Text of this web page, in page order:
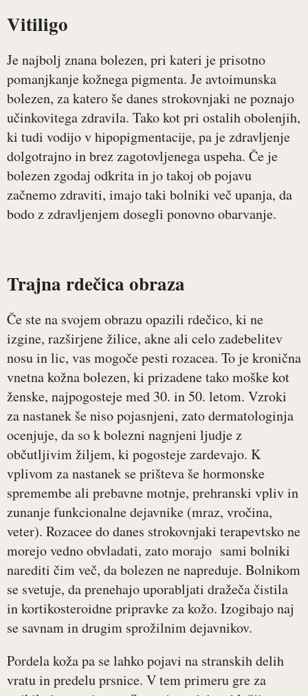
Vitiligo
Je najbolj znana bolezen, pri kateri je prisotno
pomanjkanje kožnega pigmenta. Je avtoimunska
bolezen, za katero še danes strokovnjaki ne poznajo
učinkovitega zdravila. Tako kot pri ostalih obolenjih,
ki tudi vodijo v hipopigmentacije, pa je zdravljenje
dolgotrajno in brez zagotovljenega uspeha. Če je
bolezen zgodaj odkrita in jo takoj ob pojavu
začnemo zdraviti, imajo taki bolniki več upanja, da
bodo z zdravljenjem dosegli ponovno obarvanje.
Trajna rdečica obraza
Če ste na svojem obrazu opazili rdečico, ki ne
izgine, razširjene žilice, akne ali celo zadebelitev
nosu in lic, vas mogoče pesti rozacea. To je kronična
vnetna kožna bolezen, ki prizadene tako moške kot
ženske, najpogosteje med 30. in 50. letom. Vzroki
za nastanek še niso pojasnjeni, zato dermatologinja
ocenjuje, da so k bolezni nagnjeni ljudje z
občutljivim žiljem, ki pogosteje zardevajo. K
vplivom za nastanek se prišteva še hormonske
spremembe ali prebavne motnje, prehranski vpliv in
zunanje funkcionalne dejavnike (mraz, vročina,
veter). Rozacee do danes strokovnjaki terapevtsko ne
morejo vedno obvladati, zato morajo sami bolniki
narediti čim več, da bolezen ne napreduje. Bolnikom
se svetuje, da prenehajo uporabljati dražeča čistila
in kortikosteroidne pripravke za kožo. Izogibajo naj
se savnam in drugim sprožilnim dejavnikov.
Pordela koža pa se lahko pojavi na stranskih delih
vratu in predelu prsnice. V tem primeru gre za